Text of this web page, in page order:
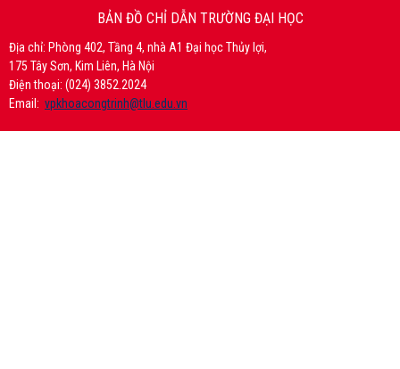
BẢN ĐỒ CHỈ DẪN TRƯỜNG ĐẠI HỌC
Địa chỉ: Phòng 402, Tầng 4, nhà A1 Đại học Thủy lợi,
175 Tây Sơn, Kim Liên, Hà Nội
Điện thoại: (024) 3852.2024
Email: vpkhoacongtrinh@tlu.edu.vn